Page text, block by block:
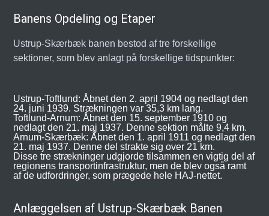
Banens Opdeling og Etaper
Ustrup-Skærbæk banen bestod af tre forskellige
sektioner, som blev anlagt på forskellige tidspunkter:
Ustrup-Toftlund: Åbnet den 2. april 1904 og nedlagt den
24. juni 1939. Strækningen var 35,3 km lang.
Toftlund-Arnum: Åbnet den 15. september 1910 og
nedlagt den 21. maj 1937. Denne sektion målte 9,4 km.
Arnum-Skærbæk: Åbnet den 1. april 1911 og nedlagt den
21. maj 1937. Denne del strakte sig over 21 km.
Disse tre strækninger udgjorde tilsammen en vigtig del af
regionens transportinfrastruktur, men de blev også ramt
af de udfordringer, som prægede hele HAJ-nettet.
Anlæggelsen af Ustrup-Skærbæk Banen